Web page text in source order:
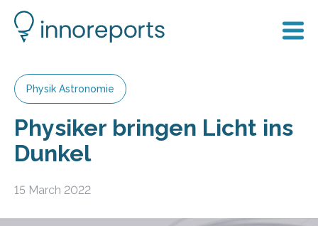
Physik Astronomie
Physiker bringen Licht ins
Dunkel
15 March 2022